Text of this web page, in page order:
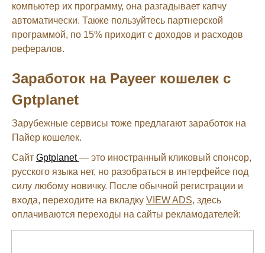
компьютер их программу, она разгадывает капчу
автоматически. Также пользуйтесь партнерской
программой, по 15% приходит с доходов и расходов
рефералов.
Заработок на Payeer кошелек с
Gptplanet
Зарубежные сервисы тоже предлагают заработок на
Пайер кошелек.
Сайт Gptplanet— это иностранный кликовый спонсор,
русского языка нет, но разобраться в интерфейсе под
силу любому новичку. После обычной регистрации и
входа, переходите на вкладку VIEW ADS, здесь
оплачиваются переходы на сайты рекламодателей: